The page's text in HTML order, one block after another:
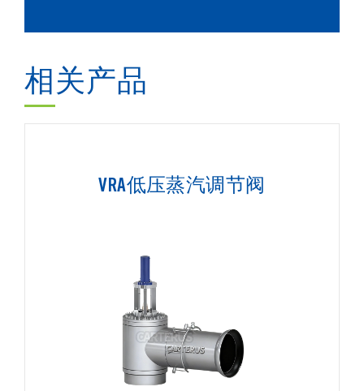
相关产品
VRA低压蒸汽调节阀